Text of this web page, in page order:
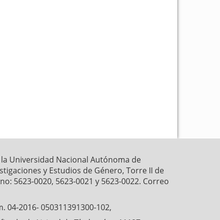
Universidad Nacional Autónoma de
y Estudios de Género, Torre II de
5623-0020, 5623-0021 y 5623-0022. Correo
2016- 050311391300-102,